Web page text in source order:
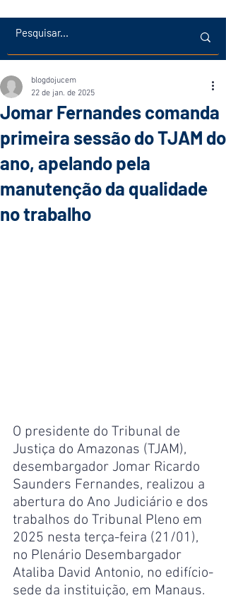
Jomar Fernandes comanda
primeira sessão do TJAM do
ano, apelando pela
manutenção da qualidade
no trabalho
blogdojucem
22 de jan. de 2025
O presidente do Tribunal de
Justiça do Amazonas (TJAM),
desembargador Jomar Ricardo
Saunders Fernandes, realizou a
abertura do Ano Judiciário e dos
trabalhos do Tribunal Pleno em
2025 nesta terça-feira (21/01),
no Plenário Desembargador
Ataliba David Antonio, no edifício-
sede da instituição, em Manaus.